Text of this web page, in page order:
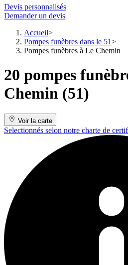
Devis personnalisés
Demander un devis
Accueil
Pompes funèbres dans le 51
Pompes funèbres à Le Chemin
20 pompes
Chemin (51)
Voir la carte
Selectionnés selon notre charte de